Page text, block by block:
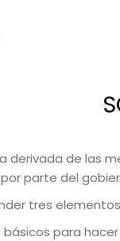
derivada de las
parte del
tres
básicos para